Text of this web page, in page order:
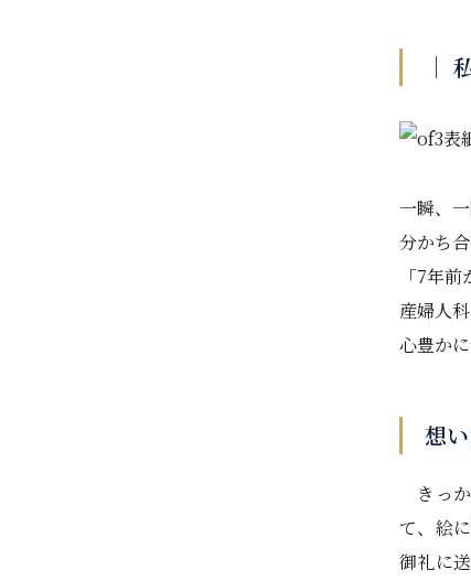
｜
一瞬、
分かち
「7年
産婦人
心豊か
想
きっ
て、絵
御礼に